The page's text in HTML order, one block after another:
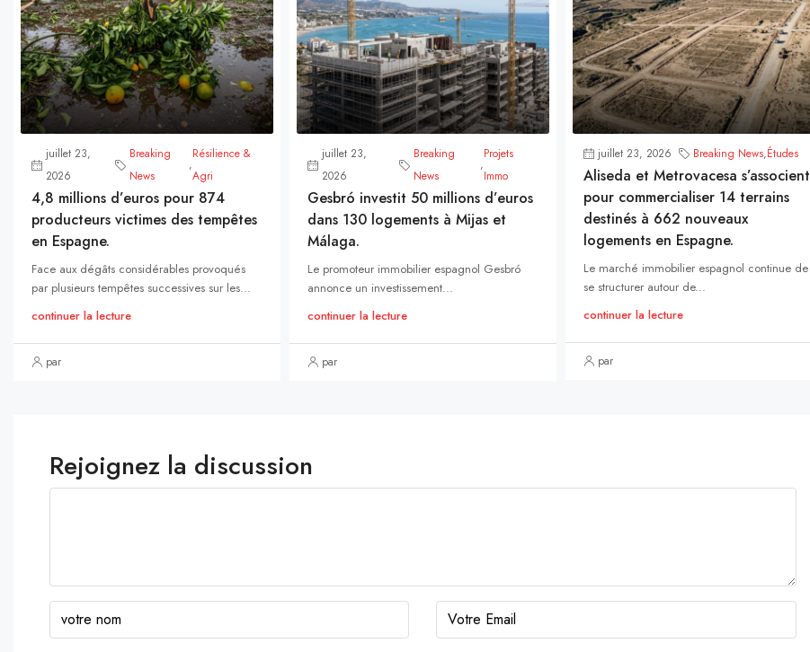
juillet 23,
2026
Breaking
News
,
Résilience &
Agri
4,8 millions d’euros pour 874
producteurs victimes des tempêtes
en Espagne.
Face aux dégâts considérables provoqués
par plusieurs tempêtes successives sur les...
continuer la lecture
par
juillet 23,
2026
Breaking
News
,
Projets
Immo
Gesbró investit 50 millions d’euros
dans 130 logements à Mijas et
Málaga.
Le promoteur immobilier espagnol Gesbró
annonce un investissement...
continuer la lecture
par
juillet 23, 2026 Breaking News,Études
Aliseda et Metrovacesa s’associent
pour commercialiser 14 terrains
destinés à 662 nouveaux
logements en Espagne.
Le marché immobilier espagnol continue de
se structurer autour de...
continuer la lecture
par
Rejoignez la discussion